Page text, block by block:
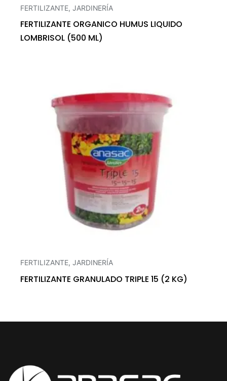
FERTILIZANTE, JARDINERÍA
FERTILIZANTE ORGANICO HUMUS LIQUIDO
LOMBRISOL (500 ML)
FERTILIZANTE, JARDINERÍA
FERTILIZANTE GRANULADO TRIPLE 15 (2 KG)